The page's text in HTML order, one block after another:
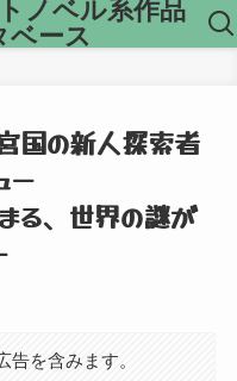
ノベル系作品
ベース
国の新人探索者
ー
る、世界の謎が
告を含みます。